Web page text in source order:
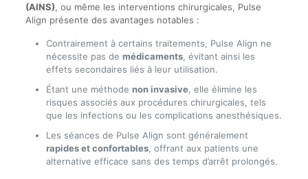
(AINS), ou même les interventions chirurgicales, Pulse
Align présente des avantages notables :
Contrairement à certains traitements, Pulse Align ne
nécessite pas de médicaments, évitant ainsi les
effets secondaires liés à leur utilisation.
Étant une méthode non invasive, elle élimine les
risques associés aux procédures chirurgicales, tels
que les infections ou les complications anesthésiques.
Les séances de Pulse Align sont généralement
rapides et confortables, offrant aux patients une
alternative efficace sans des temps d’arrêt prolongés.